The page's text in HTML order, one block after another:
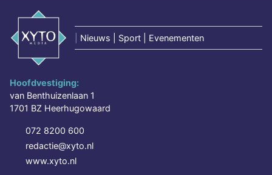
Nieuws | Sport | Evenementen
Hoofdvestiging:
van Benthuizenlaan 1
1701 BZ Heerhugowaard
072 8200 600
redactie@xyto.nl
www.xyto.nl